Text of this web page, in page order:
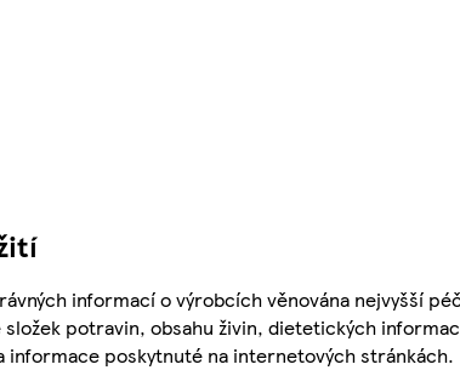
informací o výrobcích věnována nejvyšší
složek potravin, obsahu živin, dietetických
informace poskytnuté na internetových stránkách.